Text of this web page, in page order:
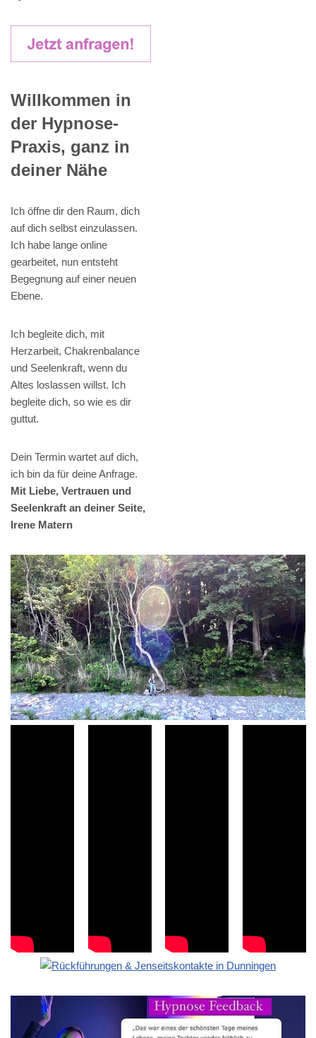
Willkommen in
der Hypnose-
Praxis, ganz in
deiner Nähe
Ich öffne dir den Raum, dich
auf dich selbst einzulassen.
Ich habe lange online
gearbeitet, nun entsteht
Begegnung auf einer neuen
Ebene.
Ich begleite dich, mit
Herzarbeit, Chakrenbalance
und Seelenkraft, wenn du
Altes loslassen willst. Ich
begleite dich, so wie es dir
guttut.
Dein Termin wartet auf dich,
ich bin da für deine Anfrage.
Mit Liebe, Vertrauen und
Seelenkraft an deiner Seite,
Irene Matern